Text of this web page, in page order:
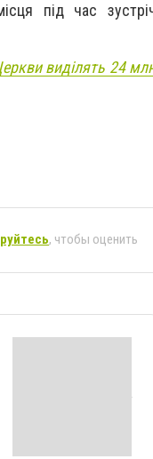
під час
виділять 24
, чтобы оценить